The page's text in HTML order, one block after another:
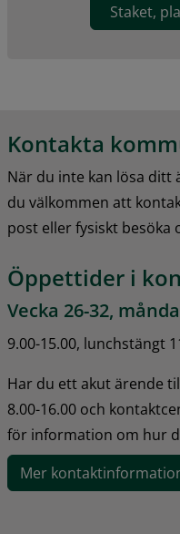
Staket,
Kontakta
När du inte kan lösa ditt
du välkommen att
post eller fysiskt besöka
Öppettider i
Vecka 26-32,
9.00-15.00, lunchstängt
Har du ett akut ärende
8.00-16.00 och
för information om hur
Mer